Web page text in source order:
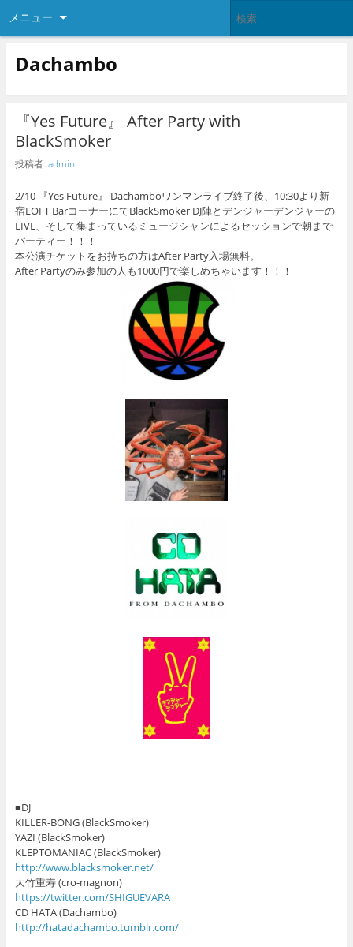
メニュー
Dachambo
『Yes Future』 After Party with
BlackSmoker
投稿者: admin
2/10 『Yes Future』 Dachamboワンマンライブ終了後、10:30より新
宿LOFT BarコーナーにてBlackSmoker DJ陣とデンジャーデンジャーの
LIVE、そして集まっているミュージシャンによるセッションで朝まで
パーティー！！！
本公演チケットをお持ちの方はAfter Party入場無料。
After Partyのみ参加の人も1000円で楽しめちゃいます！！！
■DJ
KILLER-BONG (BlackSmoker)
YAZI (BlackSmoker)
KLEPTOMANIAC (BlackSmoker)
http://www.blacksmoker.net/
大竹重寿 (cro-magnon)
https://twitter.com/SHIGUEVARA
CD HATA (Dachambo)
http://hatadachambo.tumblr.com/